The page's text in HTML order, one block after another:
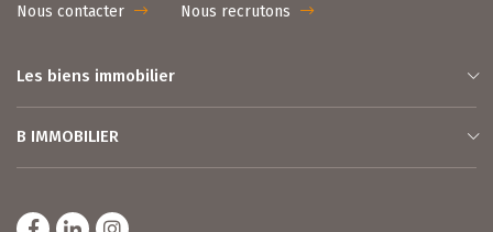
Nous contacter Nous recrutons
Les biens immobilier
B IMMOBILIER